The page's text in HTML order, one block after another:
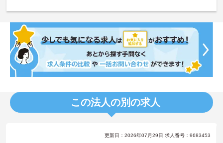
この法人の別の求人
更新日：2026年07月29日 求人番号：9683453